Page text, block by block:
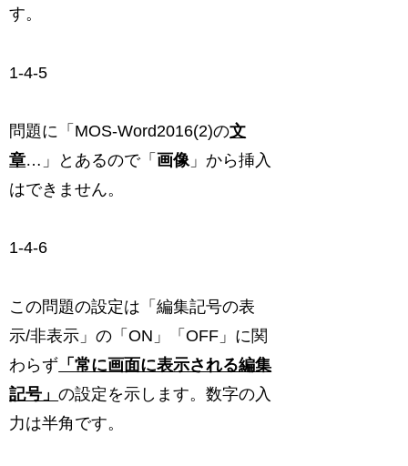
す。
1-4-5
問題に「MOS-Word2016(2)の文
章…」とあるので「 画像」から挿入
はできません。
1-4-6
この問題の設定は「編集記号の表
示/非表示」の「ON」「OFF」に関
わらず 「常に画面に表示される編集
記号」の設定を示します。数字の入
力は半角です。